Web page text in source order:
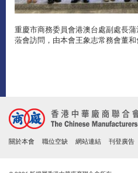
重慶市商務委員會港澳台處副處長
蒞會訪問，由本會王象志常務會董和
關於本會 職位空缺 網站連結 刊登廣告